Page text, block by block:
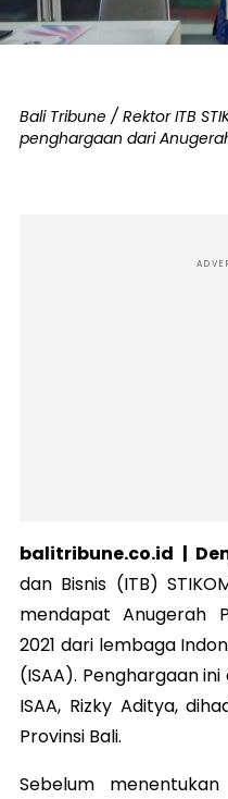
Bali Tribune / Rektor ITB
penghargaan dari
balitribune.co.id |
dan Bisnis (ITB)
mendapat Anugerah
2021 dari lembaga
(ISAA). Penghargaan
ISAA, Rizky Aditya,
Provinsi Bali.
Sebelum